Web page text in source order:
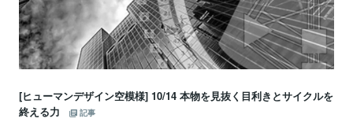
[ヒューマンデザイン空模様] 10/14 本物を見抜く目利きとサイクルを
終える力
記事